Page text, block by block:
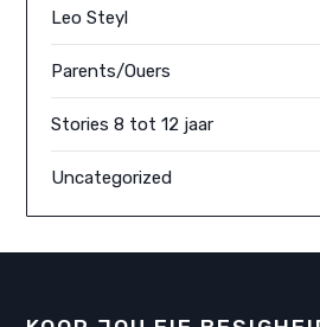
Leo Steyl
Parents/Ouers
Stories 8 tot 12 jaar
Uncategorized